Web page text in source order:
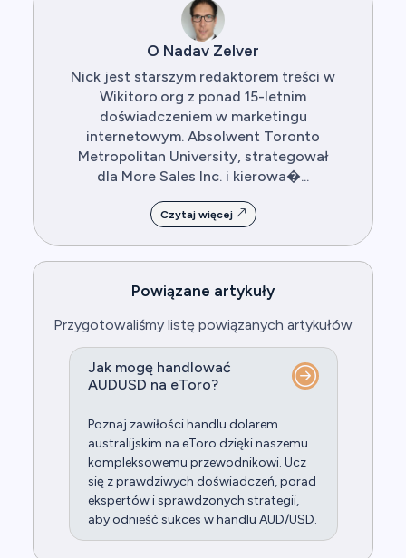
O Nadav Zelver
Nick jest starszym redaktorem treści w
Wikitoro.org z ponad 15-letnim
doświadczeniem w marketingu
internetowym. Absolwent Toronto
Metropolitan University, strategował
dla More Sales Inc. i kierowa�...
Czytaj więcej
Powiązane artykuły
Przygotowaliśmy listę powiązanych artykułów
Jak mogę handlować
AUDUSD na eToro?
Poznaj zawiłości handlu dolarem
australijskim na eToro dzięki naszemu
kompleksowemu przewodnikowi. Ucz
się z prawdziwych doświadczeń, porad
ekspertów i sprawdzonych strategii,
aby odnieść sukces w handlu AUD/USD.